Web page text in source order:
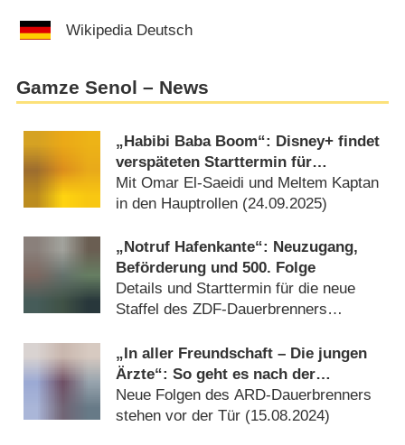
Wikipedia Deutsch
Gamze Senol – News
„Habibi Baba Boom“: Disney+ findet
verspäteten Starttermin für
deutsche Multikulti-Dramedy
Mit Omar El-Saeidi und Meltem Kaptan
in den Hauptrollen (24.09.2025)
„Notruf Hafenkante“: Neuzugang,
Beförderung und 500. Folge
Details und Starttermin für die neue
Staffel des ZDF-Dauerbrenners
„In aller Freundschaft – Die jungen
Ärzte“: So geht es nach der
Sommerpause weiter
Neue Folgen des ARD-Dauerbrenners
stehen vor der Tür (15.08.2024)